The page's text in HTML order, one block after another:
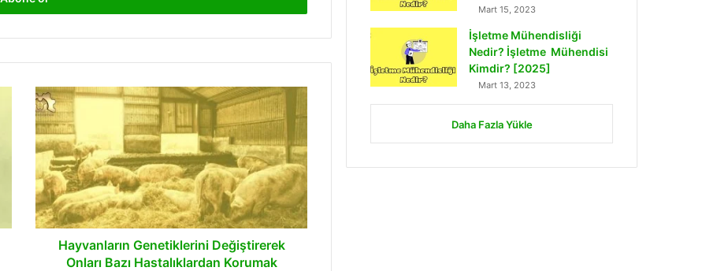
Hayvanların
Genetiklerini
Değiştirerek
Onları
Bazı
Hastalıklardan
Korumak
Mümkün
Olabilir
Hayvanların Genetiklerini Değiştirerek
Onları Bazı Hastalıklardan Korumak
Mart 15, 2023
İşletme Mühendisliği
Nedir? İşletme Mühendisi
Kimdir? [2025]
Mart 13, 2023
Daha Fazla Yükle